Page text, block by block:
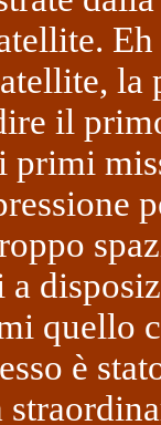
la
il
primi
quello
è